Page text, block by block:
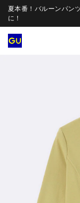
夏本番！バルーンパン
に！